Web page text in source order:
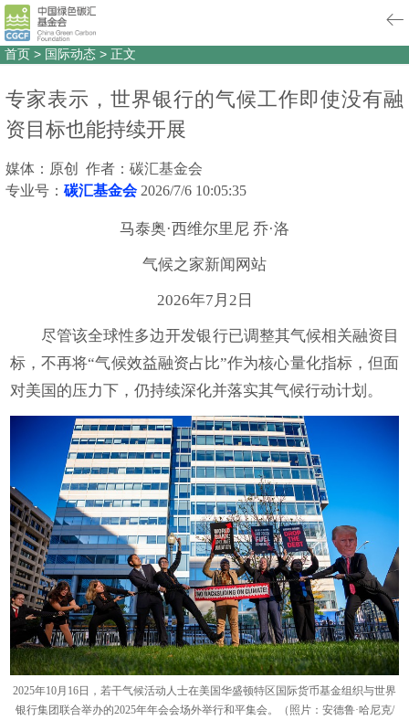
首页 > 国际动态 > 正文
专家表示，世界银行的气候工作即使没有融
资目标也能持续开展
媒体：原创 作者：碳汇基金会
专业号： 碳汇基金会 2026/7/6 10:05:35
马泰奥·西维尔里尼 乔·洛
气候之家新闻网站
2026年7月2日
尽管该全球性多边开发银行已调整其气候相关融资目
标，不再将“气候效益融资占比”作为核心量化指标，但面
对美国的压力下，仍持续深化并落实其气候行动计划。
2025年10月16日，若干气候活动人士在美国华盛顿特区国际货币基金组织与世界
银行集团联合举办的2025年年会会场外举行和平集会。（照片：安德鲁·哈尼克/